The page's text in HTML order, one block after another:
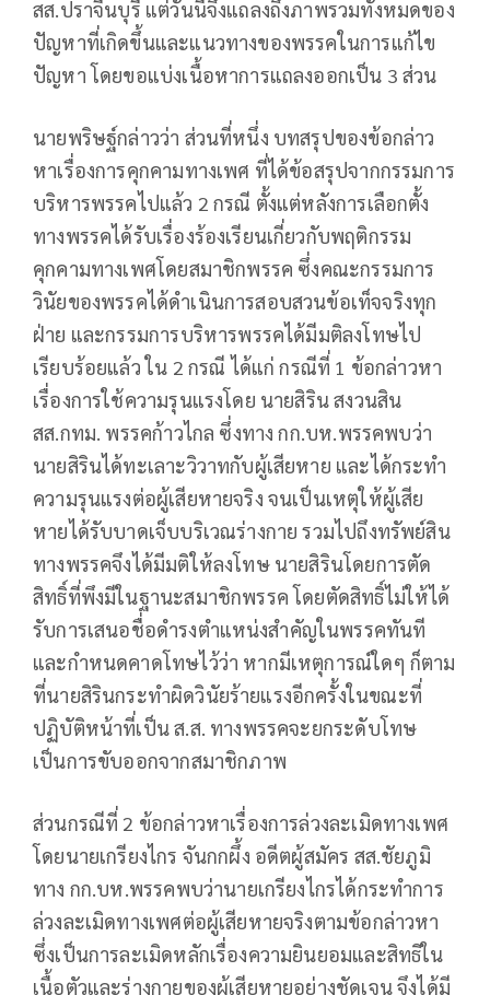
สส.ปราจีนบุรี แต่วันนี้จึงแถลงถึงภาพรวมทั้งหมดของ
ปัญหาที่เกิดขึ้นและแนวทางของพรรคในการแก้ไข
ปัญหา โดยขอแบ่งเนื้อหาการแถลงออกเป็น 3 ส่วน
นายพริษฐ์กล่าวว่า ส่วนที่หนึ่ง บทสรุปของข้อกล่าว
หาเรื่องการคุกคามทางเพศ ที่ได้ข้อสรุปจากกรรมการ
บริหารพรรคไปแล้ว 2 กรณี ตั้งแต่หลังการเลือกตั้ง
ทางพรรคได้รับเรื่องร้องเรียนเกี่ยวกับพฤติกรรม
คุกคามทางเพศโดยสมาชิกพรรค ซึ่งคณะกรรมการ
วินัยของพรรคได้ดำเนินการสอบสวนข้อเท็จจริงทุก
ฝ่าย และกรรมการบริหารพรรคได้มีมติลงโทษไป
เรียบร้อยแล้ว ใน 2 กรณี ได้แก่ กรณีที่ 1 ข้อกล่าวหา
เรื่องการใช้ความรุนแรงโดย นายสิริน สงวนสิน
สส.กทม. พรรคก้าวไกล ซึ่งทาง กก.บห.พรรคพบว่า
นายสิรินได้ทะเลาะวิวาทกับผู้เสียหาย และได้กระทำ
ความรุนแรงต่อผู้เสียหายจริง จนเป็นเหตุให้ผู้เสีย
หายได้รับบาดเจ็บบริเวณร่างกาย รวมไปถึงทรัพย์สิน
ทางพรรคจึงได้มีมติให้ลงโทษ นายสิรินโดยการตัด
สิทธิ์ที่พึงมีในฐานะสมาชิกพรรค โดยตัดสิทธิ์ไม่ให้ได้
รับการเสนอชื่อดำรงตำแหน่งสำคัญในพรรคทันที
และกำหนดคาดโทษไว้ว่า หากมีเหตุการณ์ใดๆ ก็ตาม
ที่นายสิรินกระทำผิดวินัยร้ายแรงอีกครั้งในขณะที่
ปฏิบัติหน้าที่เป็น ส.ส. ทางพรรคจะยกระดับโทษ
เป็นการขับออกจากสมาชิกภาพ
ส่วนกรณีที่ 2 ข้อกล่าวหาเรื่องการล่วงละเมิดทางเพศ
โดยนายเกรียงไกร จันกกผึ้ง อดีตผู้สมัคร สส.ชัยภูมิ
ทาง กก.บห.พรรคพบว่านายเกรียงไกรได้กระทำการ
ล่วงละเมิดทางเพศต่อผู้เสียหายจริงตามข้อกล่าวหา
ซึ่งเป็นการละเมิดหลักเรื่องความยินยอมและสิทธิใน
เนื้อตัวและร่างกายของผู้เสียหายอย่างชัดเจน จึงได้มี